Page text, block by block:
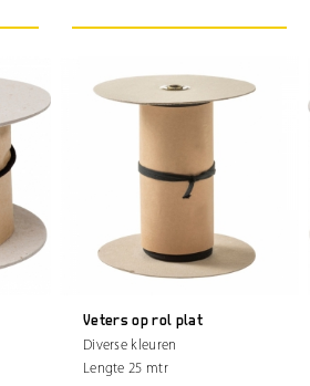
Veters op rol plat
Diverse kleuren
Lengte 25 mtr